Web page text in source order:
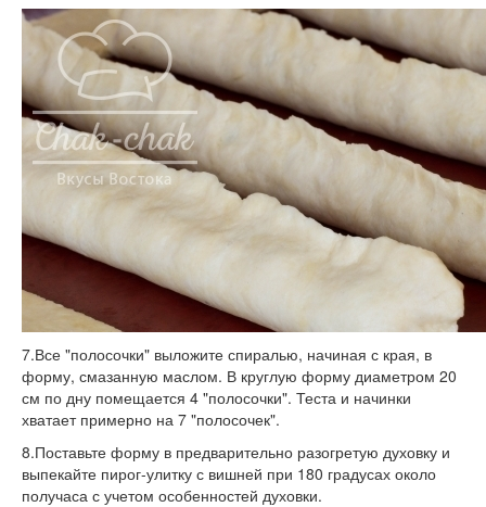
7.Все "полосочки" выложите спиралью, начиная с края, в
форму, смазанную маслом. В круглую форму диаметром 20
см по дну помещается 4 "полосочки". Теста и начинки
хватает примерно на 7 "полосочек".
8.Поставьте форму в предварительно разогретую духовку и
выпекайте пирог-улитку с вишней при 180 градусах около
получаса с учетом особенностей духовки.